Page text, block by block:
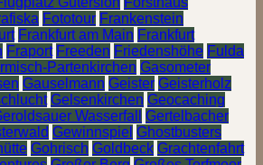
Fototour Frankenstein
Frankfurt am Main Frankfurt
Fraport Freeden Friedenshöhe Fulda
Partenkirchen Gasometer
Gauselmann Geister Geisterholz
Gelsenkirchen Geocaching
Wasserfall
Gertelbacher
Gewinnspiel Ghostbusters
Gohrisch Goldbeck Grachtenfahrt